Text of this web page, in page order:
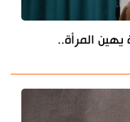
يهين المرأة..